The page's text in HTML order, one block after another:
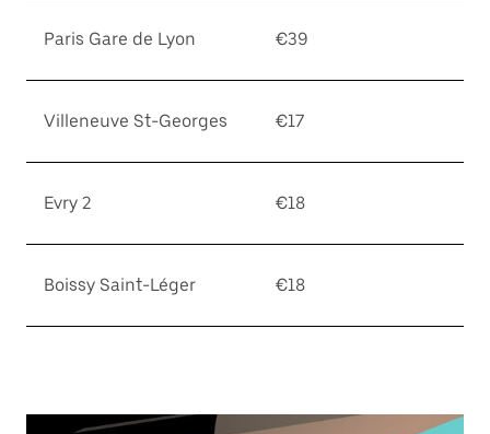
Paris Gare de Lyon €39
Villeneuve St-Georges €17
Evry 2 €18
Boissy Saint-Léger €18